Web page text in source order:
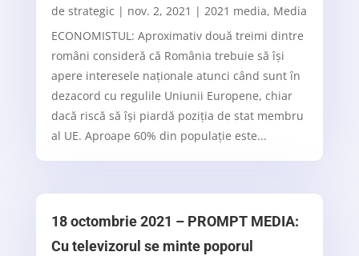
de strategic | nov. 2, 2021 | 2021 media, Media
ECONOMISTUL: Aproximativ două treimi dintre
români consideră că România trebuie să își
apere interesele naționale atunci când sunt în
dezacord cu regulile Uniunii Europene, chiar
dacă riscă să își piardă poziția de stat membru
al UE. Aproape 60% din populație este...
18 octombrie 2021 – PROMPT MEDIA:
Cu televizorul se minte poporul